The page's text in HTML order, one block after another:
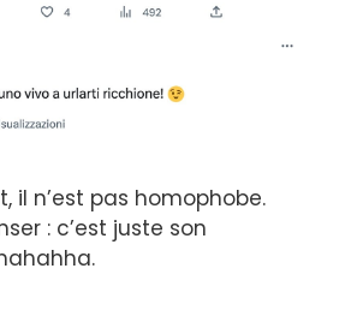
il n’est pas homophobe.
: c’est juste son